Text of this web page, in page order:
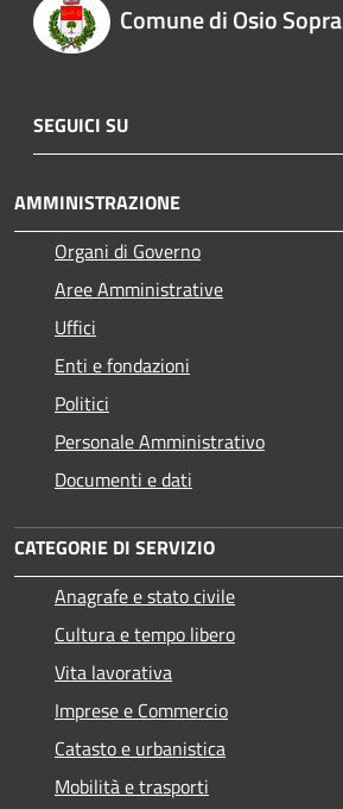
Comune di Osio Sopra
SEGUICI SU
AMMINISTRAZIONE
Organi di Governo
Aree Amministrative
Uffici
Enti e fondazioni
Politici
Personale Amministrativo
Documenti e dati
CATEGORIE DI SERVIZIO
Anagrafe e stato civile
Cultura e tempo libero
Vita lavorativa
Imprese e Commercio
Catasto e urbanistica
Mobilità e trasporti